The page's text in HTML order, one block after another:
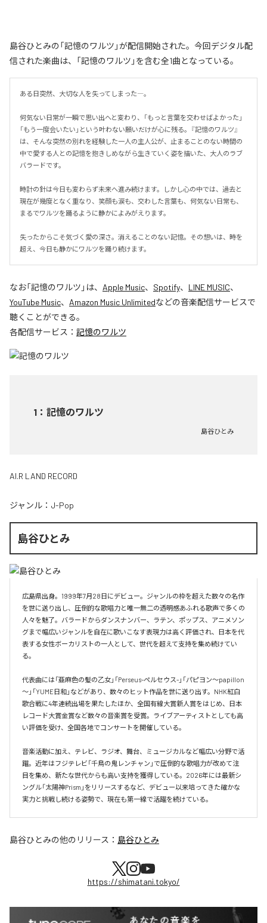
島谷ひとみの「記憶のワルツ」が配信開始された。今回デジタル配
信された楽曲は、「記憶のワルツ」を含む全1曲となっている。
ある日突然、大切な人を失ってしまった―。
何気ない日常が一瞬で思い出へと変わり、「もっと言葉を交わせばよかった」
「もう一度会いたい」という叶わない願いだけが心に残る。『記憶のワルツ』
は、そんな突然の別れを経験した一人の主人公が、止まることのない時間の
中で愛する人との記憶を抱きしめながら生きていく姿を描いた、大人のラブ
バラードです。
時計の針は今日も変わらず未来へ進み続けます。しかし心の中では、過去と
現在が幾度となく重なり、笑顔も涙も、交わした言葉も、何気ない日常も、
まるでワルツを踊るように静かによみがえります。
失ったからこそ気づく愛の深さ。消えることのない記憶。その想いは、時を
超え、今日も静かにワルツを踊り続けます。
なお「記憶のワルツ 」は、 Apple Music、 Spotify、 LINE MUSIC、
YouTube Music、 Amazon Music Unlimitedなどの音楽配信サービスで
聴くことができる。
各配信サービス： 記憶のワルツ
1 ： 記憶のワルツ
島谷ひとみ
AI.R LAND RECORD
ジャンル： J-Pop
島谷ひとみ
広島県出身。1999年7月28日にデビュー。ジャンルの枠を超えた数々の名作
を世に送り出し、圧倒的な歌唱力と唯一無二の透明感あふれる歌声で多くの
人々を魅了。バラードからダンスナンバー、ラテン、ポップス、アニメソン
グまで幅広いジャンルを自在に歌いこなす表現力は高く評価され、日本を代
表する女性ボーカリストの一人として、世代を超えて支持を集め続けてい
る。
代表曲には「亜麻色の髪の乙女」「Perseus-ペルセウス-」「パピヨン～papillon
～」「YUME日和」などがあり、数々のヒット作品を世に送り出す。NHK紅白
歌合戦に4年連続出場を果たしたほか、全国有線大賞新人賞をはじめ、日本
レコード大賞金賞など数々の音楽賞を受賞。ライブアーティストとしても高
い評価を受け、全国各地でコンサートを開催している。
音楽活動に加え、テレビ、ラジオ、舞台、ミュージカルなど幅広い分野で活
躍。近年はフジテレビ「千鳥の鬼レンチャン」で圧倒的な歌唱力が改めて注
目を集め、新たな世代からも高い支持を獲得している。2026年には最新シ
ングル「太陽神Prism」をリリースするなど、デビュー以来培ってきた確かな
実力と挑戦し続ける姿勢で、現在も第一線で活躍を続けている。
島谷ひとみの他のリリース： 島谷ひとみ
https://shimatani.tokyo/